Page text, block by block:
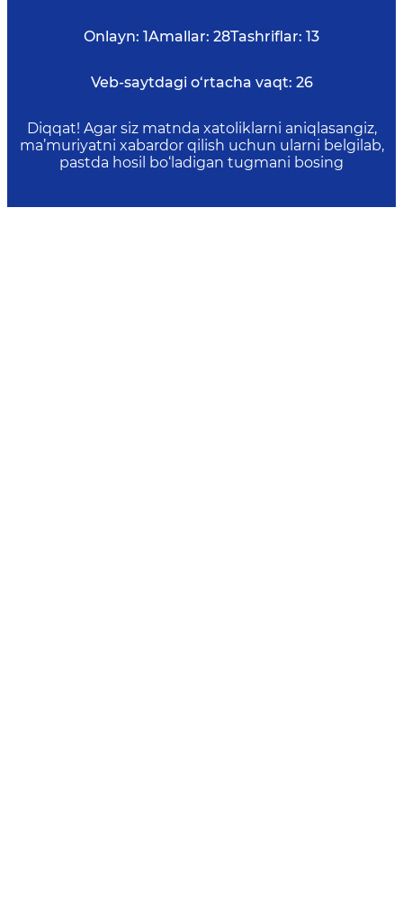
Onlayn: 1Amallar: 28Tashriflar: 13
Veb-saytdagi o‘rtacha vaqt: 26
Diqqat! Agar siz matnda xatoliklarni aniqlasangiz,
ma’muriyatni xabardor qilish uchun ularni belgilab,
pastda hosil bo‘ladigan tugmani bosing